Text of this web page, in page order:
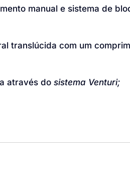
manual e sistema de
translúcida com um
através do sistema Venturi;